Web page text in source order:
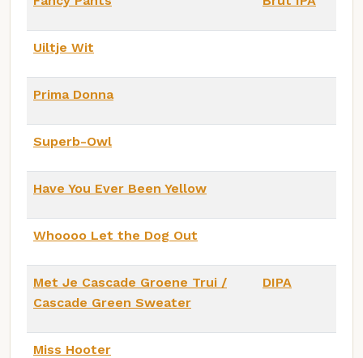
Uiltje Wit
Prima Donna
Superb-Owl
Have You Ever Been Yellow
Whoooo Let the Dog Out
Met Je Cascade Groene Trui /
Cascade Green Sweater
DIPA
Miss Hooter